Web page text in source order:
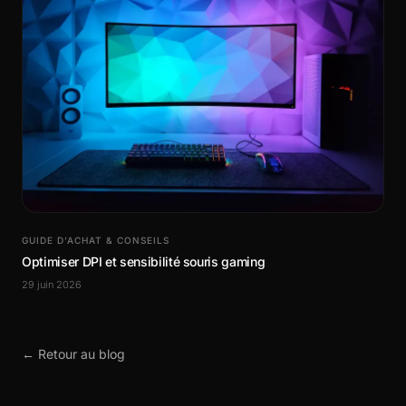
GUIDE D’ACHAT & CONSEILS
Optimiser DPI et sensibilité souris gaming
29 juin 2026
← Retour au blog